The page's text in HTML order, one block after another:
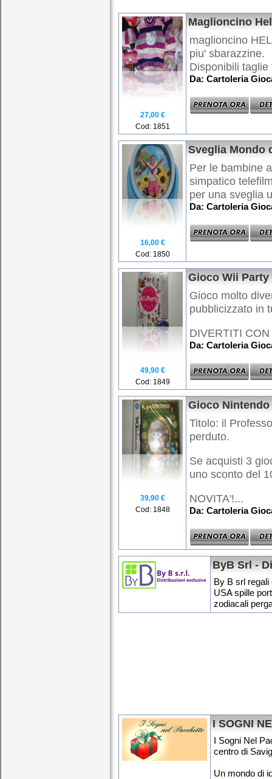
27,00 €
Cod: 1851
Maglioncino
maglioncino
piu' sbarazzine.
Disponibili
Da: Cartoleria
16,00 €
Cod: 1850
Sveglia Mondo
Per le bambine
simpatico
per una sveglia
Da: Cartoleria
49,90 €
Cod: 1849
Gioco Wii Party
Gioco molto
pubblicizzato in
DIVERTITI
Da: Cartoleria
39,90 €
Cod: 1848
Gioco Nintendo
Titolo: il
perduto.
Se acquisti 3
uno sconto del
NOVITA'!...
Da: Cartoleria
ByB Srl -
By B srl regali
USA spille
zodiacali
I SOGNI
I Sogni Nel
centro di
Un mondo di